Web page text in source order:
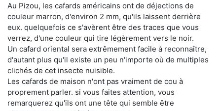
Au Pizou, les cafards américains ont de déjections de
couleur marron, d'environ 2 mm, qu'ils laissent derrière
eux. quelquefois ce s'avèrent être des traces que vous
verrez, d'une couleur qui tire légèrement vers le noir.
Un cafard oriental sera extrêmement facile à reconnaître,
d'autant plus qu'il existe un peu n'importe où de multiples
clichés de cet insecte nuisible.
Les cafards de maison n'ont pas vraiment de cou à
proprement parler. si vous faites attention, vous
remarquerez qu'ils ont une tête qui semble être